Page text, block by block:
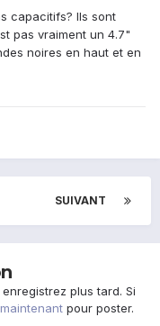
capacitifs? Ils sont
pas vraiment un 4.7"
noires en haut et en
SUIVANT
plus tard. Si
pour poster.